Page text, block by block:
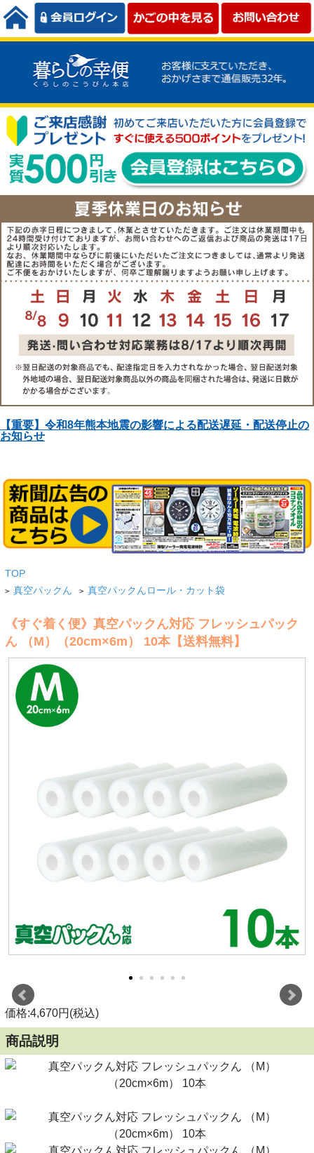
【重要】令和8年熊本地震の影響による配送遅延・配送停止の
お知らせ
TOP
> 真空パックん > 真空パックんロール・カット袋
《すぐ着く便》真空パックん対応 フレッシュパック
ん （M）（20cm×6m） 10本【送料無料】
価格:4,670円(税込)
商品説明